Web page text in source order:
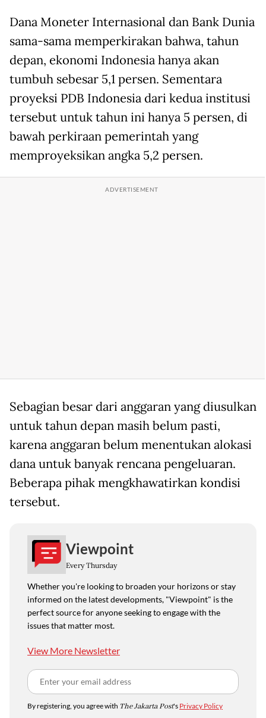
Dana Moneter Internasional dan Bank Dunia
sama-sama memperkirakan bahwa, tahun
depan, ekonomi Indonesia hanya akan
tumbuh sebesar 5,1 persen. Sementara
proyeksi PDB Indonesia dari kedua institusi
tersebut untuk tahun ini hanya 5 persen, di
bawah perkiraan pemerintah yang
memproyeksikan angka 5,2 persen.
Sebagian besar dari anggaran yang diusulkan
untuk tahun depan masih belum pasti,
karena anggaran belum menentukan alokasi
dana untuk banyak rencana pengeluaran.
Beberapa pihak mengkhawatirkan kondisi
tersebut.
Viewpoint
Every Thursday
Whether you're looking to broaden your horizons or stay
informed on the latest developments, "Viewpoint" is the
perfect source for anyone seeking to engage with the
issues that matter most.
View More Newsletter
By registering, you agree with The Jakarta Post's Privacy Policy